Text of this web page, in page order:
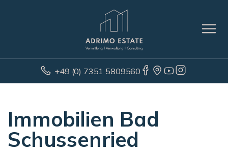
+49 (0) 7351 5809560
Immobilien Bad
Schussenried